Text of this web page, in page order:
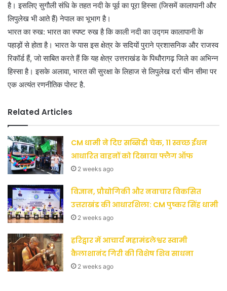
है। इसलिए सुगौली संधि के तहत नदी के पूर्व का पूरा हिस्सा (जिसमें कालापानी और
लिपुलेख भी आते हैं) नेपाल का भूभाग है।
भारत का रुख: भारत का स्पष्ट रुख है कि काली नदी का उद्गम कालापानी के
पहाड़ों से होता है। भारत के पास इस क्षेत्र के सदियों पुराने प्रशासनिक और राजस्व
रिकॉर्ड हैं, जो साबित करते हैं कि यह क्षेत्र उत्तराखंड के पिथौरागढ़ जिले का अभिन्न
हिस्सा है। इसके अलावा, भारत की सुरक्षा के लिहाज से लिपुलेख दर्रा चीन सीमा पर
एक अत्यंत रणनीतिक पोस्ट है.
Related Articles
CM धामी ने दिए सब्सिडी चेक, 11 स्वच्छ ईंधन
आधारित वाहनों को दिखाया फ्लैग ऑफ
2 weeks ago
विज्ञान, प्रौद्योगिकी और नवाचार विकसित
उत्तराखंड की आधारशिला: CM पुष्कर सिंह धामी
2 weeks ago
हरिद्वार में आचार्य महामंडलेश्वर स्वामी
कैलाशानंद गिरी की विशेष शिव साधना
2 weeks ago